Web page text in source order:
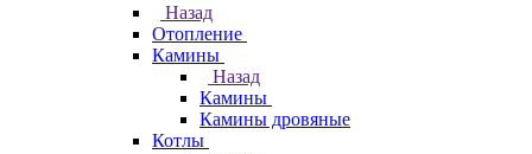
Назад
Отопление
Камины
Назад
Камины
Камины дровяные
Котлы